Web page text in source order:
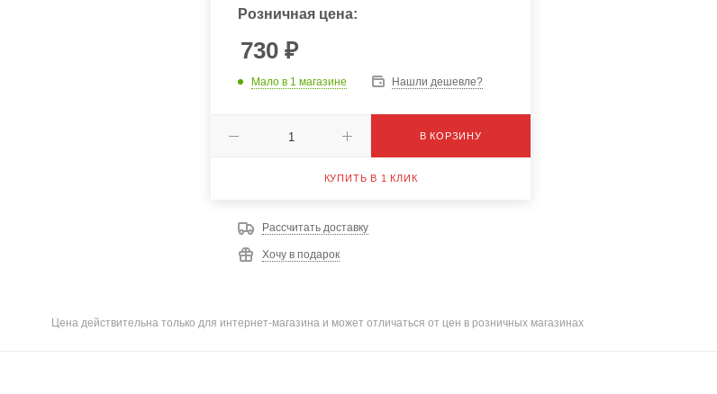
Розничная цена:
730 ₽
Малов 1 магазине Нашли дешевле?
В КОРЗИНУ
КУПИТЬ В 1 КЛИК
Рассчитать доставку
Хочу в подарок
Цена действительна только для интернет-магазина и может отличаться от цен в розничных магазинах